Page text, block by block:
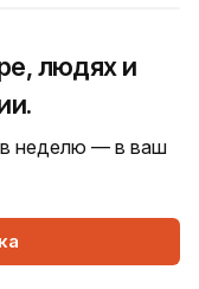
людях и
в неделю — в ваш